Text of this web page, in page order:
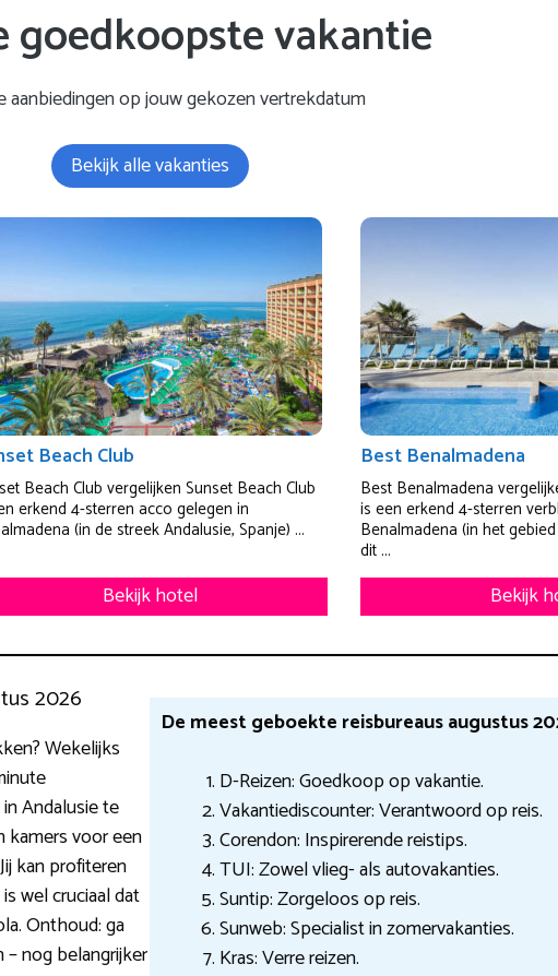
goedkoopste vakantie
aanbiedingen op jouw gekozen vertrekdatum
Bekijk alle vakanties
Beach Club
Beach Club vergelijken Sunset Beach Club
erkend 4-sterren acco gelegen in
(in de streek Andalusie, Spanje) ...
Bekijk hotel
Best Benalmadena
Best Benalmadena
is een erkend 4-sterren
Benalmadena (in het
dit ...
Bekijk
2026
Wekelijks
Andalusie te
kamers voor een
kan profiteren
wel cruciaal dat
Onthoud: ga
nog belangrijker
De meest geboekte reisbureaus augustus
D-Reizen: Goedkoop op vakantie.
Vakantiediscounter: Verantwoord op reis.
Corendon: Inspirerende reistips.
TUI: Zowel vlieg- als autovakanties.
Suntip: Zorgeloos op reis.
Sunweb: Specialist in zomervakanties.
Kras: Verre reizen.